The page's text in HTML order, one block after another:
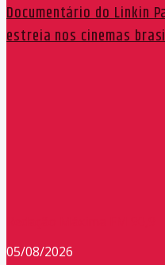
Documentário do Linkin
estreia nos cinemas
05/08/2026